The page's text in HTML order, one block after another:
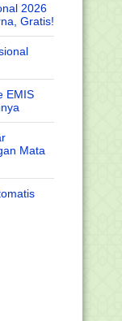
2026
Gratis!
EMIS
Mata